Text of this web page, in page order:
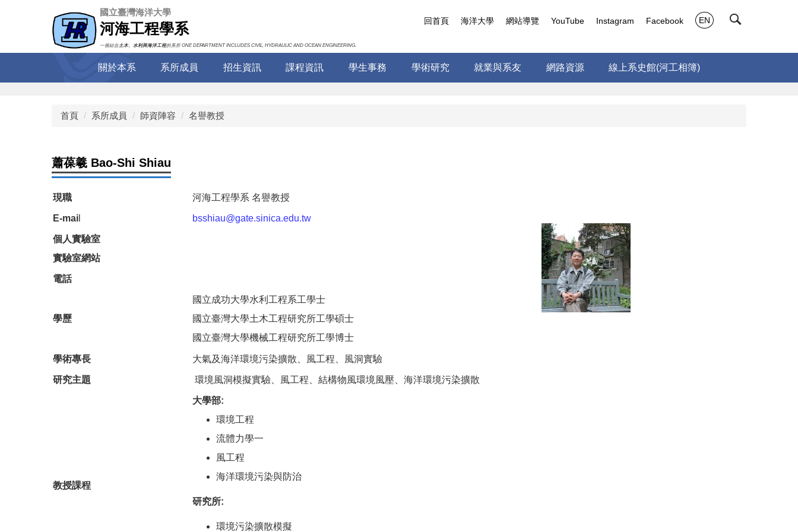
國立臺灣海洋大學
河海工程學系
一個結合土木、水利與海洋工程的系所 ONE DEPARTMENT INCLUDES CIVIL, HYDRAULIC AND OCEAN ENGINEERING.
關於本系 系所成員 招生資訊 課程資訊 學生事務 學術研究 就業與系友 網路資源 線上系史館(河工相簿)
回首頁 海洋大學 網站導覽 YouTube Instagram Facebook EN
首頁 系所成員 師資陣容 名譽教授
蕭葆羲 Bao-Shi Shiau
現職 河海工程學系 名譽教授
E-mai bsshiau@gate.sinica.edu.tw
個人實驗室
實驗室網站
電話
學歷
國立成功大學水利工程系工學士
國立臺灣大學土木工程研究所工學碩士
國立臺灣大學機械工程研究所工學博士
學術專長 大氣及海洋環境污染擴散、風工程、風洞實驗
研究主題 環境風洞模擬實驗、風工程、結構物風環境風壓、海洋環境污染擴散
教授課程
大學部:
環境工程
流體力學一
風工程
海洋環境污染與防治
研究所:
環境污染擴散模擬